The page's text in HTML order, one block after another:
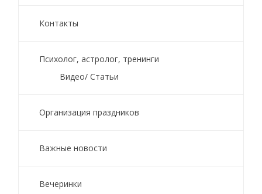
Контакты
Психолог, астролог, тренинги
Видео/ Статьи
Организация праздников
Важные новости
Вечеринки